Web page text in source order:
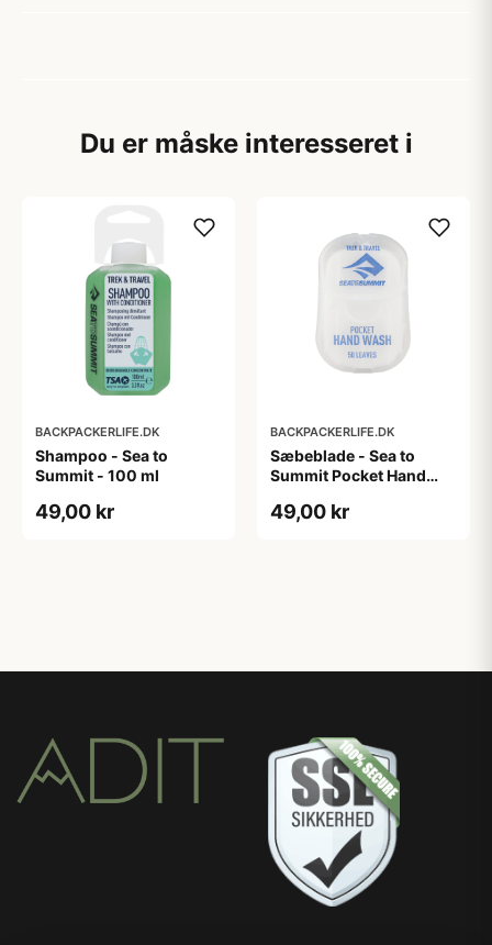
Du er måske interesseret i
BACKPACKERLIFE.DK
Shampoo - Sea to
Summit - 100 ml
49,00 kr
BACKPACKERLIFE.DK
Sæbeblade - Sea to
Summit Pocket Hand
49,00 kr